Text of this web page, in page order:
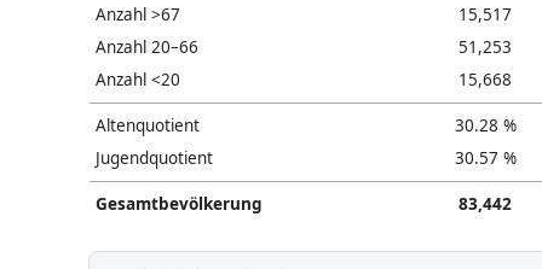
Anzahl >67
15,517
Anzahl 20–66
51,253
Anzahl <20
15,668
Altenquotient
30.28 %
Jugendquotient
30.57 %
Gesamtbevölkerung 83,442